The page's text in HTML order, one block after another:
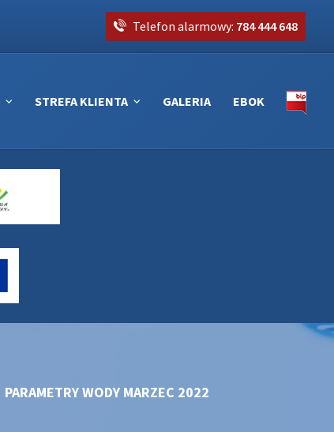
Telefon alarmowy: 784 444 648
STREFA KLIENTA GALERIA EBOK
PARAMETRY WODY MARZEC 2022